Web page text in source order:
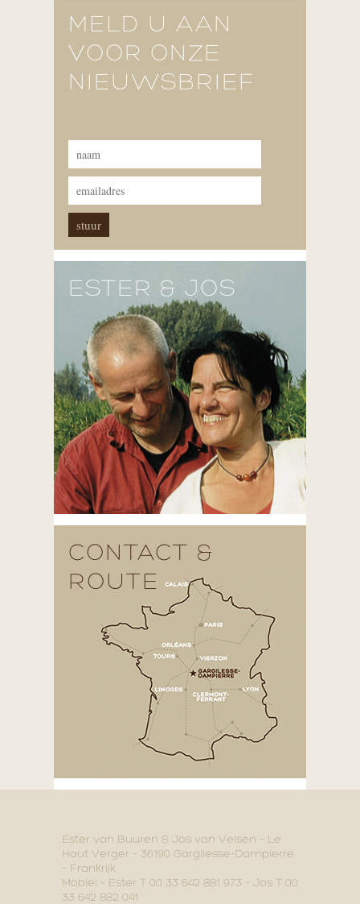
MELD U AAN
VOOR ONZE
NIEUWSBRIEF
ESTER & JOS
CONTACT &
ROUTE
Ester van Buuren & Jos van Velsen – Le
Haut Verger – 36190 Gargilesse-Dampierre
– Frankrijk
Mobiel – Ester T 00 33 642 881 973 – Jos T 00
33 642 882 041